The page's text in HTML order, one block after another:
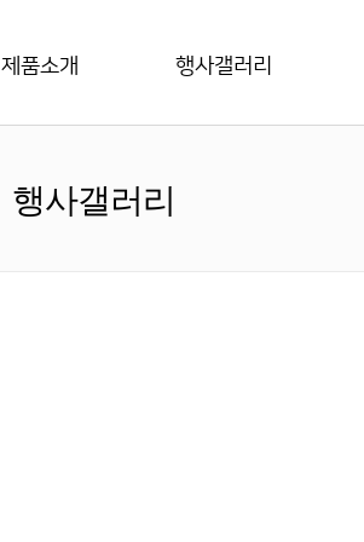
제품소개 행사갤러리
행사갤러리